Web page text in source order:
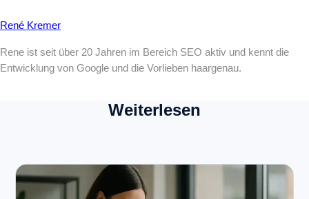
René Kremer
Rene ist seit über 20 Jahren im Bereich SEO aktiv und kennt die
Entwicklung von Google und die Vorlieben haargenau.
Weiterlesen